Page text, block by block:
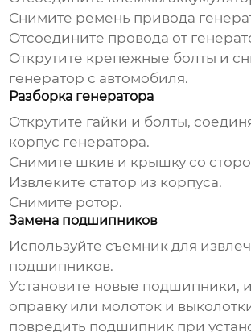
Снимите ремень привода
Отсоедините провода от
Открутите крепежные болты и
генератор с автомобиля.
Разборка генератора
Открутите гайки и болты,
корпус генератора.
Снимите шкив и крышку со
Извлеките статор из корпуса.
Снимите ротор.
Замена подшипников
Используйте съемник для
подшипников.
Установите новые подшипники,
оправку или молоток и
повредить подшипник при